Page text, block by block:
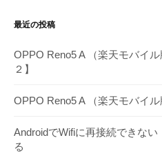
ー
イ
ブ
最近の投稿
OPPO Reno5 A （楽天モバイ
２】
OPPO Reno5 A （楽天モバイ
AndroidでWifiに再接続できな
る